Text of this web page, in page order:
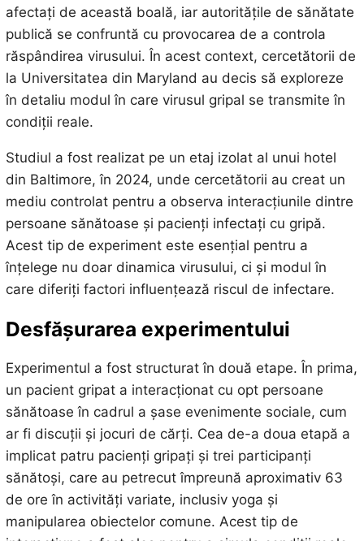
afectați de această boală, iar autoritățile de sănătate
publică se confruntă cu provocarea de a controla
răspândirea virusului. În acest context, cercetătorii de
la Universitatea din Maryland au decis să exploreze
în detaliu modul în care virusul gripal se transmite în
condiții reale.
Studiul a fost realizat pe un etaj izolat al unui hotel
din Baltimore, în 2024, unde cercetătorii au creat un
mediu controlat pentru a observa interacțiunile dintre
persoane sănătoase și pacienți infectați cu gripă.
Acest tip de experiment este esențial pentru a
înțelege nu doar dinamica virusului, ci și modul în
care diferiți factori influențează riscul de infectare.
Desfășurarea experimentului
Experimentul a fost structurat în două etape. În prima,
un pacient gripat a interacționat cu opt persoane
sănătoase în cadrul a șase evenimente sociale, cum
ar fi discuții și jocuri de cărți. Cea de-a doua etapă a
implicat patru pacienți gripați și trei participanți
sănătoși, care au petrecut împreună aproximativ 63
de ore în activități variate, inclusiv yoga și
manipularea obiectelor comune. Acest tip de